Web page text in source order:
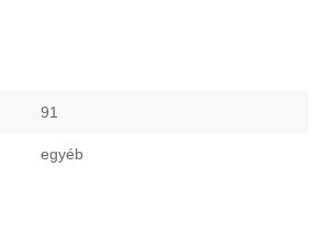
91
egyéb